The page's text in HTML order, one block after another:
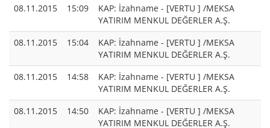
08.11.2015
15:09
KAP: İzahname - [VERTU ] /MEKSA
YATIRIM MENKUL DEĞERLER A.Ş.
08.11.2015
15:04
KAP: İzahname - [VERTU ] /MEKSA
YATIRIM MENKUL DEĞERLER A.Ş.
08.11.2015
14:58
KAP: İzahname - [VERTU ] /MEKSA
YATIRIM MENKUL DEĞERLER A.Ş.
08.11.2015
14:50
KAP: İzahname - [VERTU ] /MEKSA
YATIRIM MENKUL DEĞERLER A.Ş.